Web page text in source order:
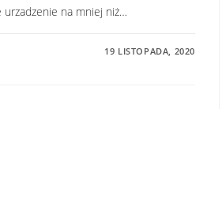
na mniej niż…
19 LISTOPADA, 2020